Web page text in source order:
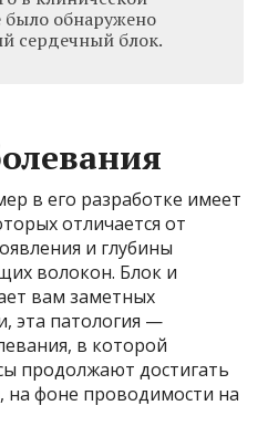
было обнаружено
сердечный блок.
в его разработке имеет
отличается от
и глубины
волокон. Блок и
вам заметных
эта патология —
в которой
продолжают достигать
на фоне проводимости на